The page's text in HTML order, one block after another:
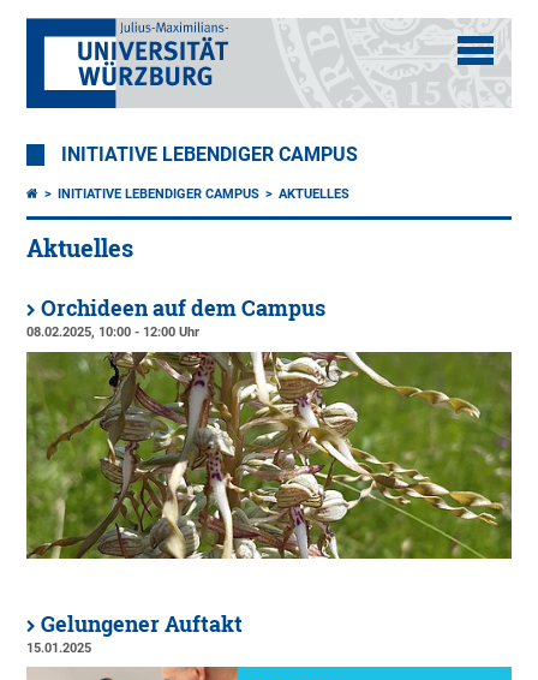
INITIATIVE LEBENDIGER CAMPUS
INITIATIVE LEBENDIGER CAMPUS AKTUELLES
Aktuelles
Orchideen auf dem Campus
08.02.2025, 10:00 - 12:00 Uhr
Gelungener Auftakt
15.01.2025